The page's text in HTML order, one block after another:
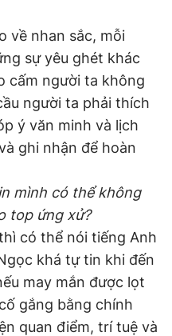
về nhan sắc, mỗi
sự yêu ghét khác
cấm người ta không
người ta phải thích
ý văn minh và lịch
ghi nhận để hoàn
mình có thể không
top ứng xử?
có thể nói tiếng Anh
khá tự tin khi đến
may mắn được lọt
gắng bằng chính
quan điểm, trí tuệ và